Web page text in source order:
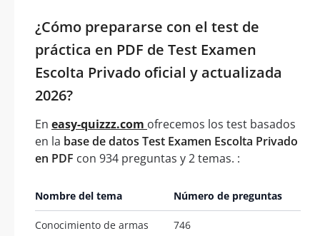
¿Cómo prepararse con el test de
práctica en PDF de Test Examen
Escolta Privado oficial y actualizada
2026?
En easy-quizzz.com ofrecemos los test basados
en la base de datos Test Examen Escolta Privado
en PDF con 934 preguntas y 2 temas. :
Nombre del tema Número de preguntas
Conocimiento de armas
746